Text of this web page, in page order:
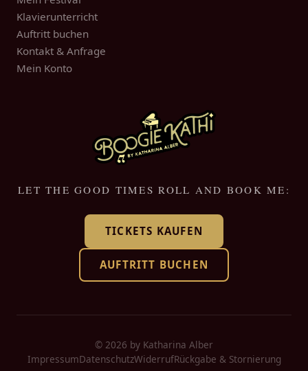
Klavierunterricht
Auftritt buchen
Kontakt & Anfrage
Mein Konto
LET THE GOOD TIMES ROLL AND BOOK ME:
TICKETS KAUFEN
AUFTRITT BUCHEN
© 2026 by Katharina Alber
ImpressumDatenschutzWiderrufRückgabe & Stornierung